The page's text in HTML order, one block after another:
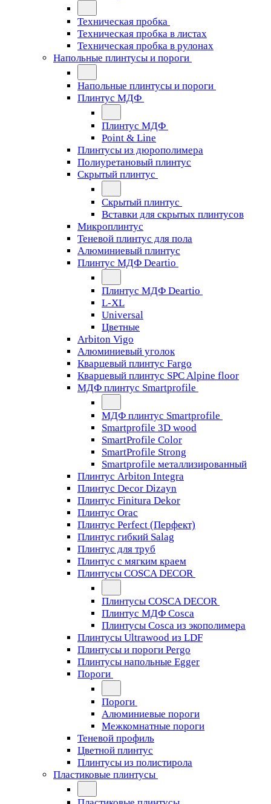
Техническая пробка
Техническая пробка в листах
Техническая пробка в рулонах
Напольные плинтусы и пороги
Напольные плинтусы и пороги
Плинтус МДФ
Плинтус МДФ
Point & Line
Плинтусы из дюрополимера
Полиуретановый плинтус
Скрытый плинтус
Скрытый плинтус
Вставки для скрытых плинтусов
Микроплинтус
Теневой плинтус для пола
Алюминиевый плинтус
Плинтус МДФ Deartio
Плинтус МДФ Deartio
L-XL
Universal
Цветные
Arbiton Vigo
Алюминиевый уголок
Кварцевый плинтус Fargo
Кварцевый плинтус SPC Alpine floor
МДФ плинтус Smartprofile
МДФ плинтус Smartprofile
Smartprofile 3D wood
SmartProfile Color
SmartProfile Strong
Smartprofile металлизированный
Плинтус Arbiton Integra
Плинтус Decor Dizayn
Плинтус Finitura Dekor
Плинтус Orac
Плинтус Perfect (Перфект)
Плинтус гибкий Salag
Плинтус для труб
Плинтус с мягким краем
Плинтусы COSCA DECOR
Плинтусы COSCA DECOR
Плинтус МДФ Cosca
Плинтусы Cosca из экополимера
Плинтусы Ultrawood из LDF
Плинтусы и пороги Pergo
Плинтусы напольные Egger
Пороги
Пороги
Алюминиевые пороги
Межкомнатные пороги
Теневой профиль
Цветной плинтус
Плинтусы из полистирола
Пластиковые плинтусы